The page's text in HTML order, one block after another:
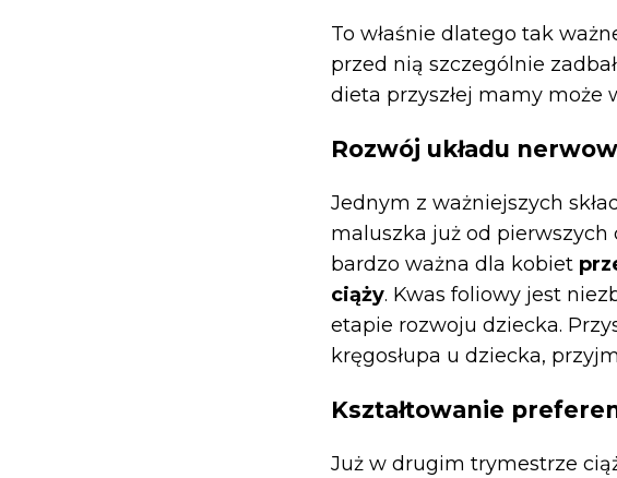
To właśnie dlatego tak
przed nią szczególnie
dieta przyszłej mamy może
Rozwój układu
Jednym z ważniejszych
maluszka już od pierwszych
bardzo ważna dla kobiet
ciąży. Kwas foliowy jest
etapie rozwoju dziecka.
kręgosłupa u dziecka,
Kształtowanie
Już w drugim trymestrze